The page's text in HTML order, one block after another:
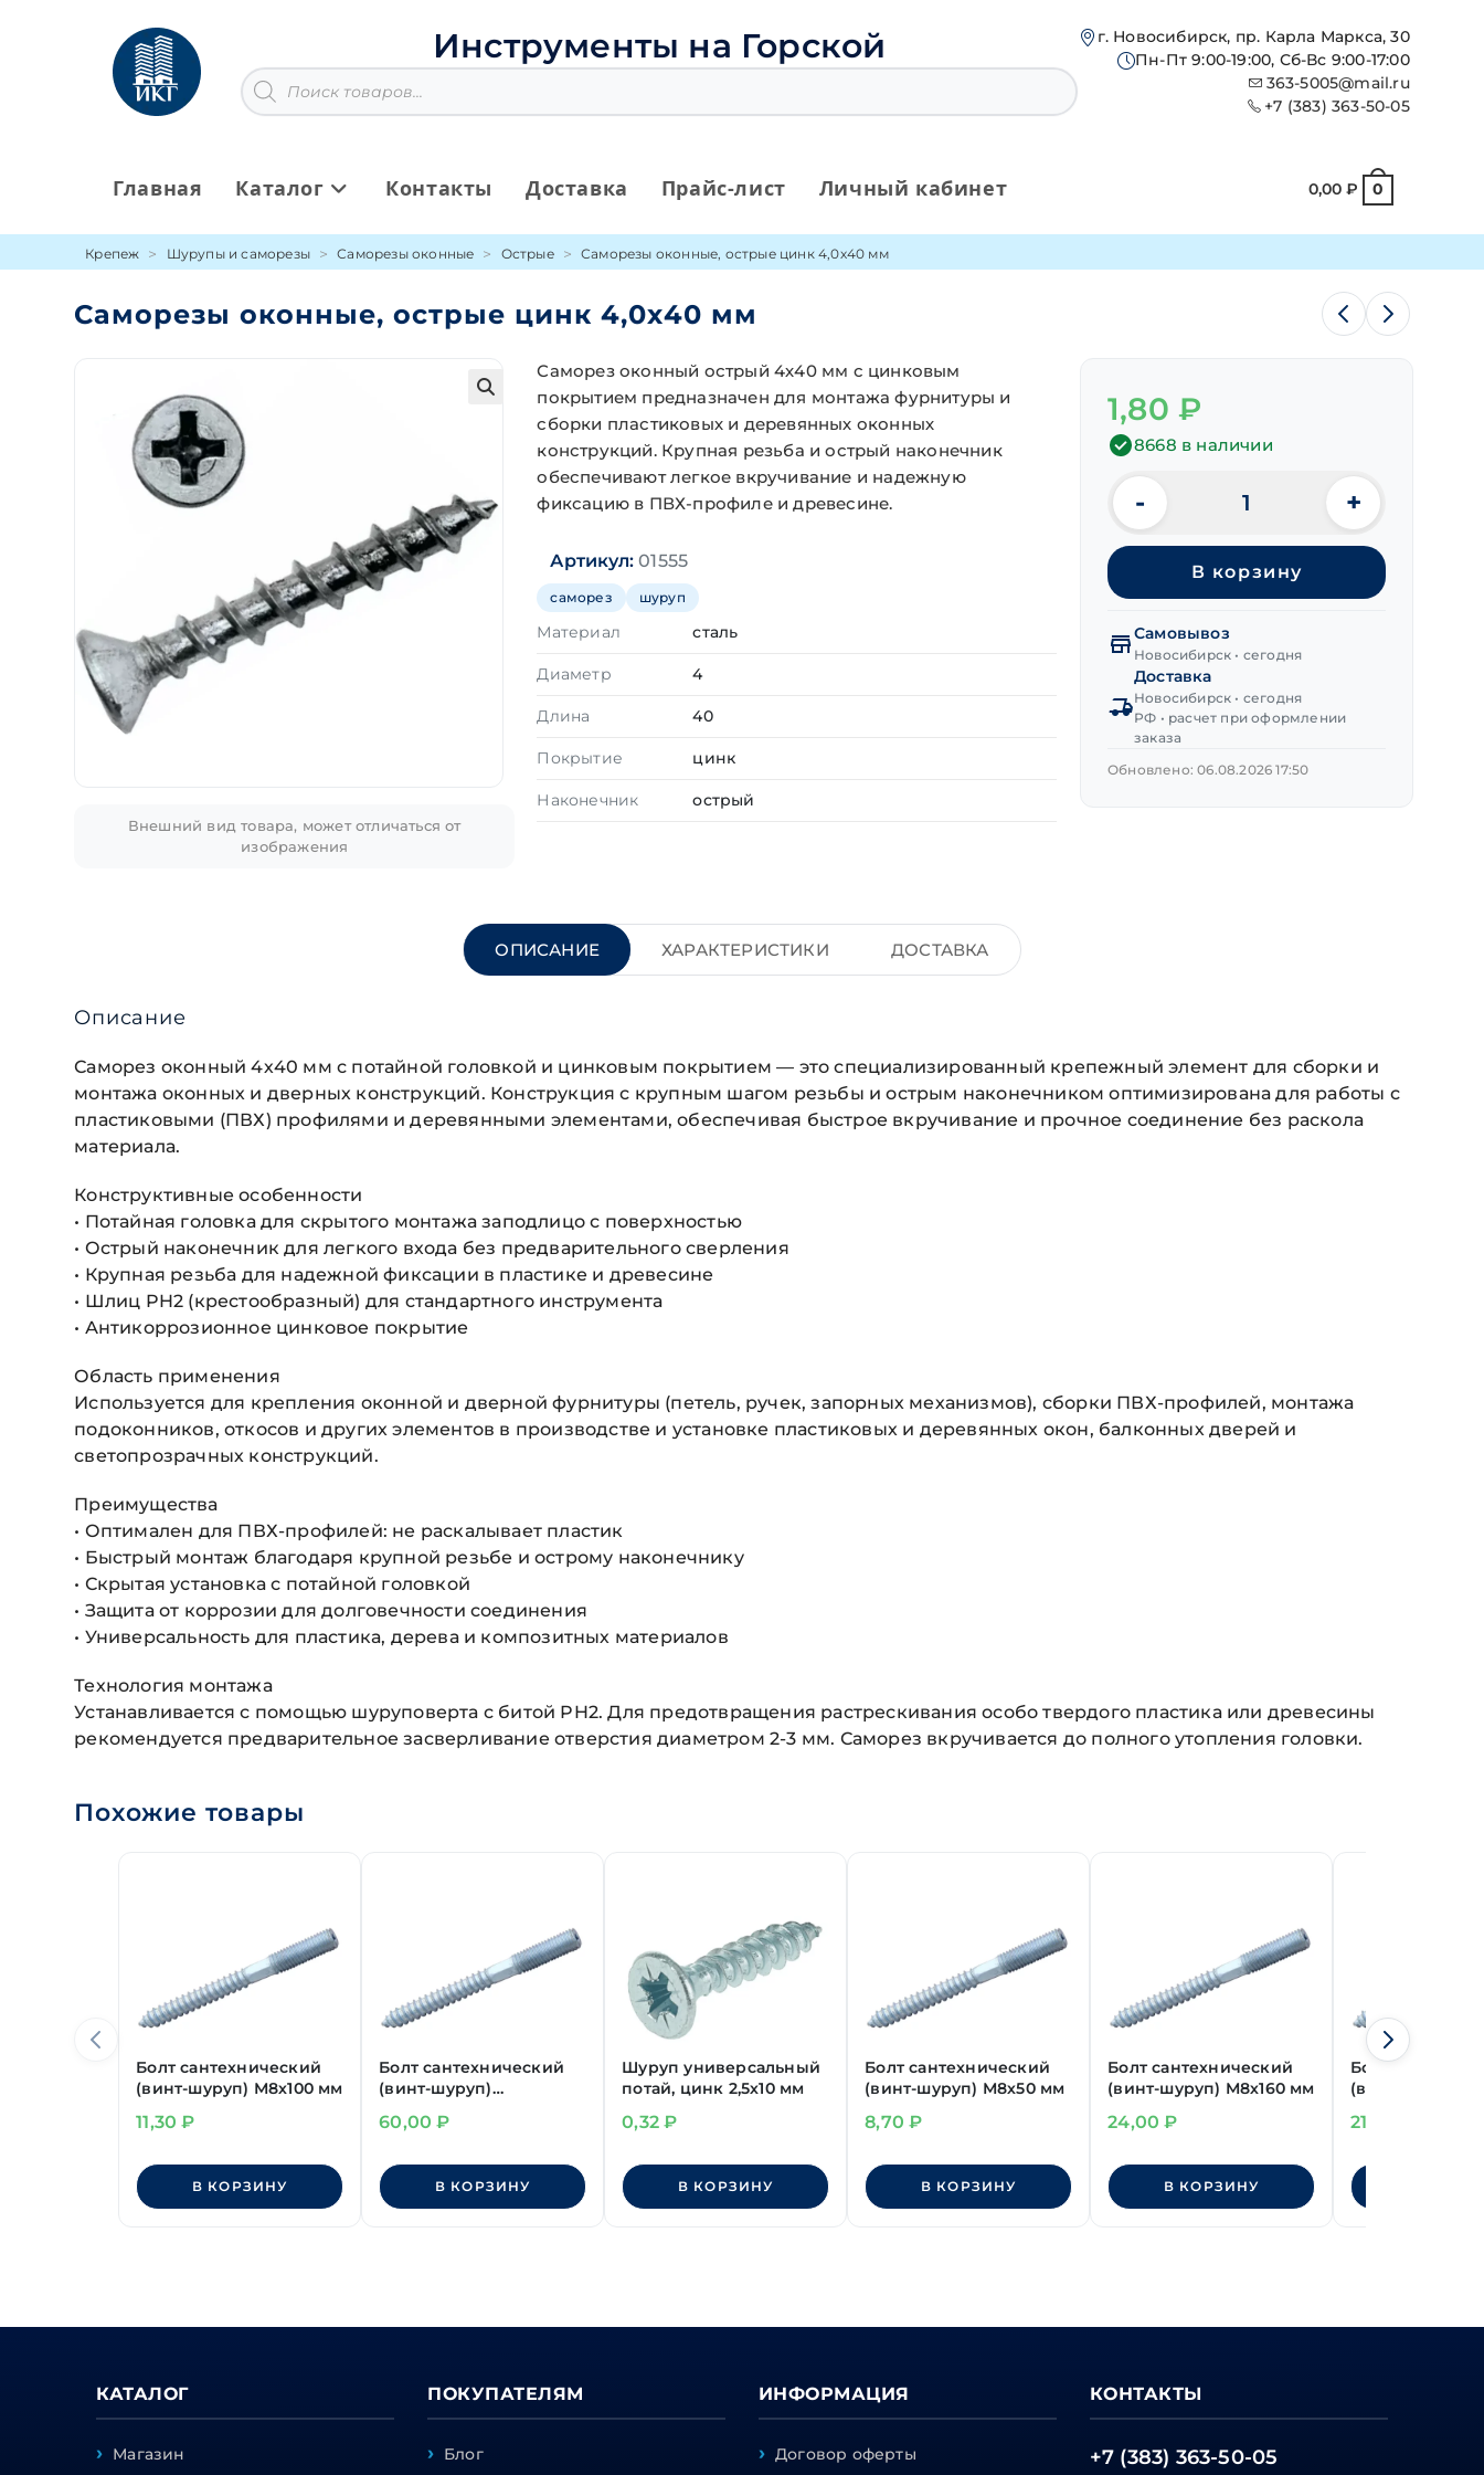
содержимому
Инструменты на Горской
Поиск
товаров
г. Новосибирск, пр. Карла Маркса, 30
Пн-Пт 9:00-19:00, Сб-Вс 9:00-17:00
363-5005@mail.ru
+7 (383) 363-50-05
Главная Каталог Контакты Доставка Прайс-лист Личный кабинет 0,00 ₽ 0
Крепеж Шурупы и саморезы Саморезы оконные Острые Саморезы оконные, острые цинк 4,0х40 мм
Саморезы оконные, острые цинк 4,0х40 мм
Внешний вид товара, может отличаться от
изображения
Саморез оконный острый 4х40 мм с цинковым
покрытием предназначен для монтажа фурнитуры и
сборки пластиковых и деревянных оконных
конструкций. Крупная резьба и острый наконечник
обеспечивают легкое вкручивание и надежную
фиксацию в ПВХ-профиле и древесине.
Артикул:01555
саморез шуруп
Материал сталь
Диаметр 4
Длина 40
Покрытие цинк
Наконечник острый
1,80₽
8668 в наличии
Количество
товара
Саморезы
острые
цинк
4,0х40 мм
- +
В корзину
Самовывоз
Новосибирск • сегодня
Доставка
Новосибирск • сегодня
РФ • расчет при оформлении
заказа
Обновлено: 06.08.2026 17:50
ОПИСАНИЕ ХАРАКТЕРИСТИКИ ДОСТАВКА
Описание
Саморез оконный 4х40 мм с потайной головкой и цинковым покрытием — это специализированный крепежный элемент для сборки и
монтажа оконных и дверных конструкций. Конструкция с крупным шагом резьбы и острым наконечником оптимизирована для работы с
пластиковыми (ПВХ) профилями и деревянными элементами, обеспечивая быстрое вкручивание и прочное соединение без раскола
материала.
Конструктивные особенности
• Потайная головка для скрытого монтажа заподлицо с поверхностью
• Острый наконечник для легкого входа без предварительного сверления
• Крупная резьба для надежной фиксации в пластике и древесине
• Шлиц PH2 (крестообразный) для стандартного инструмента
• Антикоррозионное цинковое покрытие
Область применения
Используется для крепления оконной и дверной фурнитуры (петель, ручек, запорных механизмов), сборки ПВХ-профилей, монтажа
подоконников, откосов и других элементов в производстве и установке пластиковых и деревянных окон, балконных дверей и
светопрозрачных конструкций.
Преимущества
• Оптимален для ПВХ-профилей: не раскалывает пластик
• Быстрый монтаж благодаря крупной резьбе и острому наконечнику
• Скрытая установка с потайной головкой
• Защита от коррозии для долговечности соединения
• Универсальность для пластика, дерева и композитных материалов
Технология монтажа
Устанавливается с помощью шуруповерта с битой PH2. Для предотвращения растрескивания особо твердого пластика или древесины
рекомендуется предварительное засверливание отверстия диаметром 2-3 мм. Саморез вкручивается до полного утопления головки.
Похожие товары
Болт сантехнический
(винт-шуруп) М8х100 мм
11,30₽
В КОРЗИНУ
Болт сантехнический
(винт-шуруп)
TORX
60,00₽
В КОРЗИНУ
Шуруп универсальный
потай, цинк 2,5х10 мм
0,32₽
В КОРЗИНУ
Болт сантехнический
(винт-шуруп) М8х50 мм
8,70₽
В КОРЗИНУ
Болт сантехнический
(винт-шуруп) М8х160 мм
24,00₽
В КОРЗИНУ
Болт
(винт-шуруп)
21,00
КАТАЛОГ
Магазин
ПОКУПАТЕЛЯМ
Блог
ИНФОРМАЦИЯ
Договор оферты
КОНТАКТЫ
+7 (383) 363-50-05